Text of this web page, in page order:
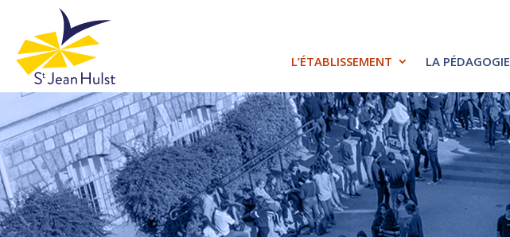
L’ÉTABLISSEMENT
PROJET ÉDUCATIF
PROJET D’ÉTABLISSEMENT
LA PÉDAGOGIE